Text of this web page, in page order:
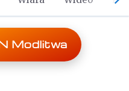
Modlitwa